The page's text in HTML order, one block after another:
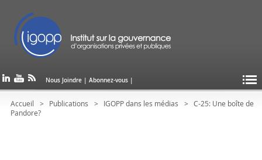
Nous Joindre |Abonnez-vous |
Accueil Publications IGOPP dans les médias
C-25: Une boîte de
Pandore?